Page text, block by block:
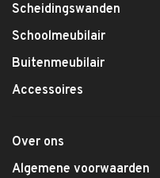
Scheidingswanden
Schoolmeubilair
Buitenmeubilair
Accessoires
Over ons
Algemene voorwaarden